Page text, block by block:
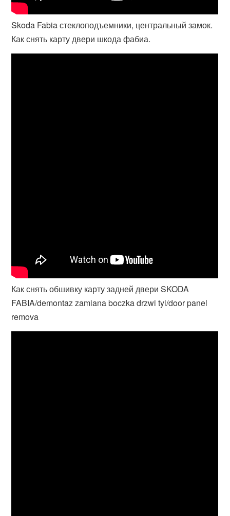
Skoda Fabia стеклоподъемники, центральный замок.
Как снять карту двери шкода фабиа.
Как снять обшивку карту задней двери SKODA
FABIA/demontaz zamiana boczka drzwi tyl/door panel
remova